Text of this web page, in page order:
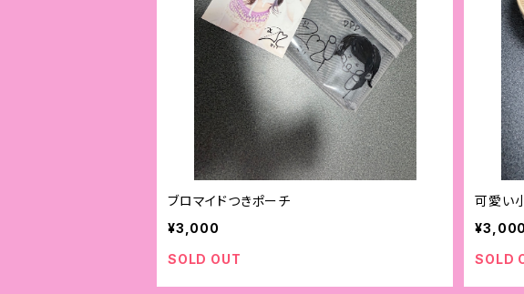
ブロマイドつきポーチ
¥3,000
SOLD OUT
可愛い
¥3,000
SOLD